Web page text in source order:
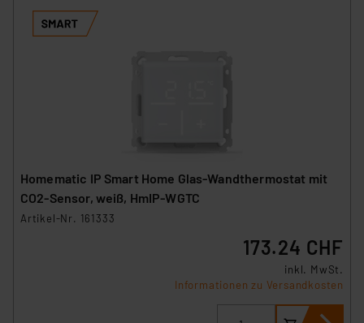
Homematic IP Smart Home Glas-Wandthermostat mit
CO2-Sensor, weiß, HmIP-WGTC
Artikel-Nr. 161333
173.24 CHF
inkl. MwSt.
Informationen zu Versandkosten